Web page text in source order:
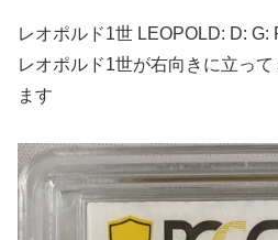
レオポルド1世 LEOPOLD: D: G:
レオポルド1世が右向きに立っ
ます